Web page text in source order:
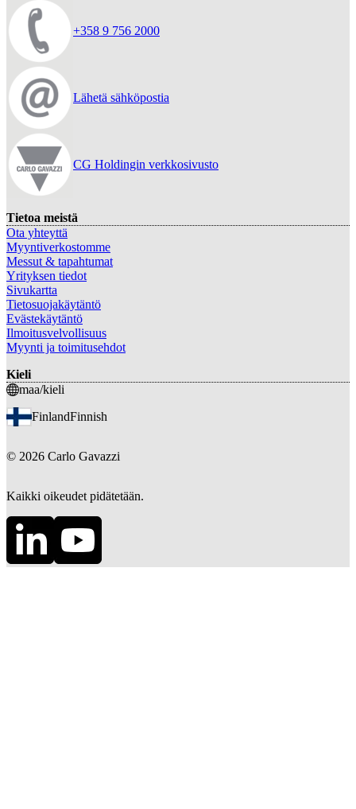
+358 9 756 2000
Lähetä sähköpostia
CG Holdingin verkkosivusto
Tietoa meistä
Ota yhteyttä
Myyntiverkostomme
Messut & tapahtumat
Yrityksen tiedot
Sivukartta
Tietosuojakäytäntö
Evästekäytäntö
Ilmoitusvelvollisuus
Myynti ja toimitusehdot
Kieli
maa/kieli
FinlandFinnish
© 2026 Carlo Gavazzi
Kaikki oikeudet pidätetään.